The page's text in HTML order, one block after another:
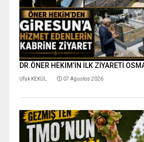
DR.ÖNER HEKİM’İN İLK ZİYARETİ
Ufuk KEKÜL 07 Ağustos 2026